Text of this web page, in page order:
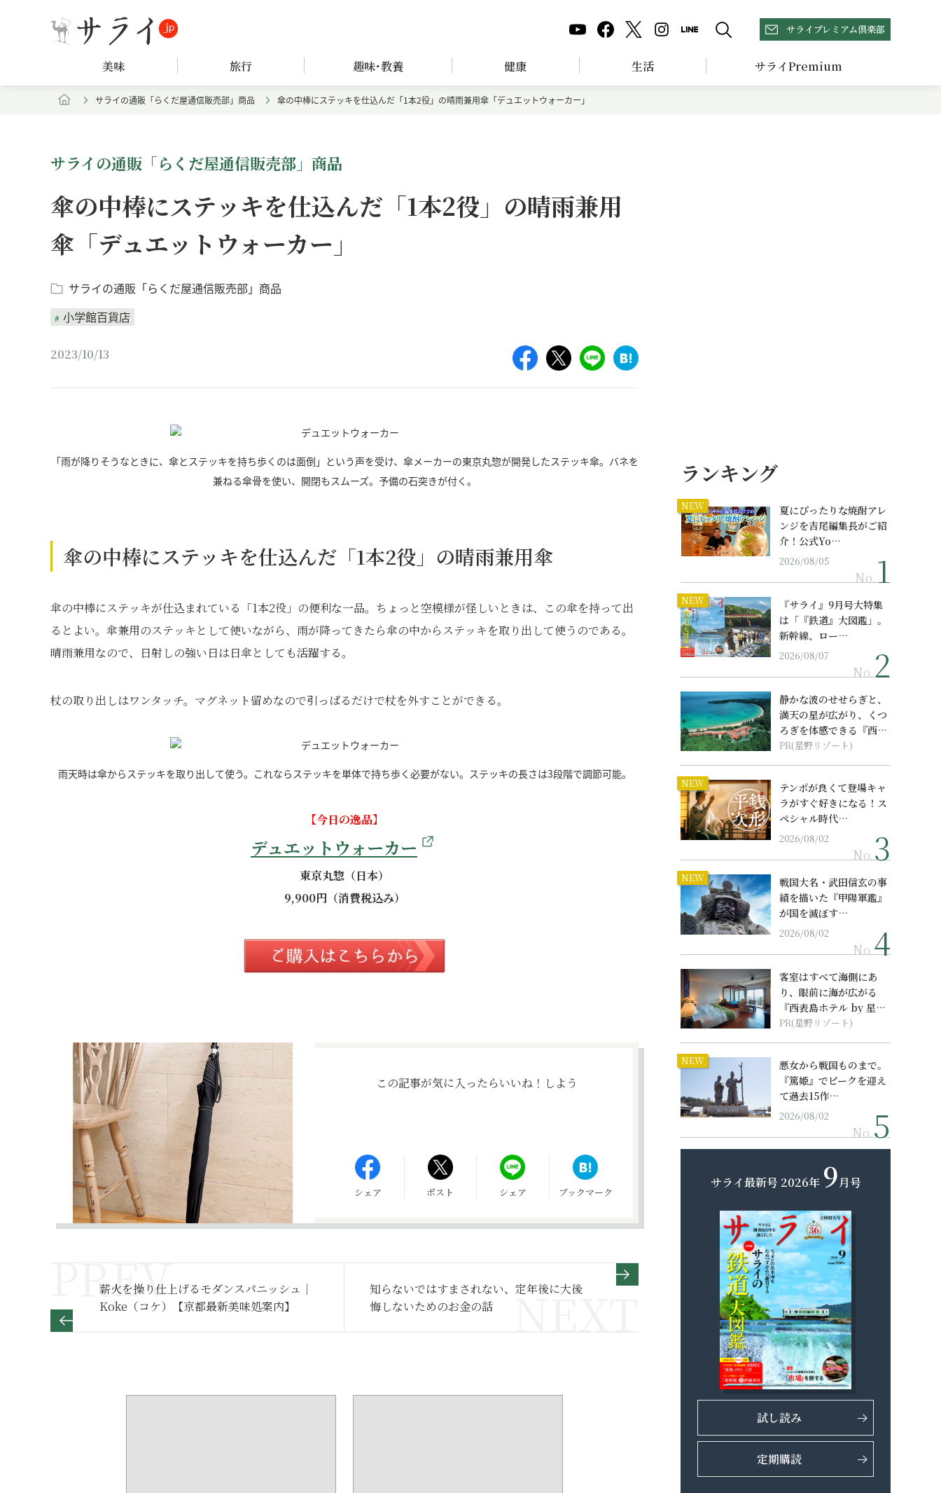
サライプレミアム倶楽部
美味 旅行 趣味･教養 健康 生活 サライPremium
サライの通販「らくだ屋通信販売部」商品 傘の中棒にステッキを仕込んだ「1本2役」の晴雨兼用傘「デュエットウォーカー」
サライの通販「らくだ屋通信販売部」商品
傘の中棒にステッキを仕込んだ「1本2役」の晴雨兼用
傘「デュエットウォーカー」
サライの通販「らくだ屋通信販売部」商品
小学館百貨店
2023/10/13
「雨が降りそうなときに、傘とステッキを持ち歩くのは面倒」という声を受け、傘メーカーの東京丸惣が開発したステッキ傘。バネを
兼ねる傘骨を使い、開閉もスムーズ。予備の石突きが付く。
傘の中棒にステッキを仕込んだ「1本2役」の晴雨兼用傘
傘の中棒にステッキが仕込まれている「1本2役」の便利な一品。ちょっと空模様が怪しいときは、この傘を持って出
るとよい。傘兼用のステッキとして使いながら、雨が降ってきたら傘の中からステッキを取り出して使うのである。
晴雨兼用なので、日射しの強い日は日傘としても活躍する。
杖の取り出しはワンタッチ。マグネット留めなので引っぱるだけで杖を外すことができる。
雨天時は傘からステッキを取り出して使う。これならステッキを単体で持ち歩く必要がない。ステッキの長さは3段階で調節可能。
【今日の逸品】
デュエットウォーカー
東京丸惣（日本）
9,900円（消費税込み）
この記事が気に入ったらいいね！しよう
シェア ポスト シェア ブックマーク
薪火を操り仕上げるモダンスパニッシュ｜
Koke（コケ）【京都最新美味処案内】
知らないではすまされない、定年後に大後
悔しないためのお金の話
ランキング
NEW
夏にぴったりな焼酎アレ
ンジを吉尾編集長がご紹
介！公式Yo…
2026/08/05
No.
NEW
『サライ』9月号大特集
は「『鉄道』大図鑑」。
新幹線、ロー…
2026/08/07
No.
静かな波のせせらぎと、
満天の星が広がり、くつ
ろぎを体感できる『西表
島ホテル by...
PR(星野リゾート)
NEW
テンポが良くて登場キャ
ラがすぐ好きになる！ス
ペシャル時代…
2026/08/02
No.
NEW
戦国大名・武田信玄の事
績を描いた『甲陽軍鑑』
が国を滅ぼす…
2026/08/02
No.
客室はすべて海側にあ
り、眼前に海が広がる
『西表島ホテル by 星野
リゾート』
PR(星野リゾート)
NEW
悪女から戦国ものまで。
『篤姫』でピークを迎え
て過去15作…
2026/08/02
No.
サライ最新号 2026年 9月号
試し読み
定期購読